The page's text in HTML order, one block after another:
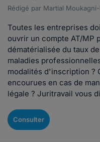
Rédigé par Martial
Toutes les entreprises
ouvrir un compte AT/MP
dématérialisée du taux
maladies
modalités d'inscription ?
encourues en cas de
légale ? Juritravail vous
Consulter